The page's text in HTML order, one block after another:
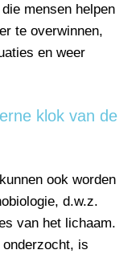
mensen helpen
te overwinnen,
en weer
klok van de
ook worden
d.w.z.
van het lichaam.
is